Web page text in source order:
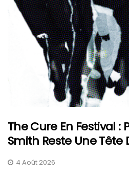
The Cure En Festival :
Smith Reste Une Tête
4 Août 2026